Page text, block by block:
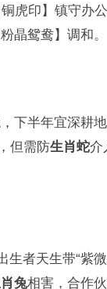
虎印】镇守办
晶鸳鸯】调和。
下半年宜深耕
但需防生肖蛇介
生者天生带“紫
兔相害，合作